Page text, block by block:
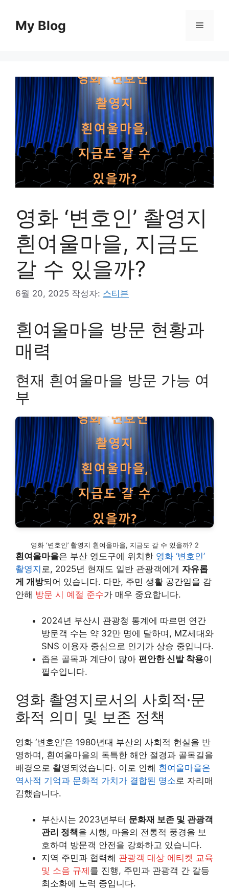
My Blog 메
영화 ‘변호인’ 촬영지
흰여울마을, 지금도
갈 수 있을까?
6월 20, 2025 작성자: 스티븐
흰여울마을 방문 현황과
매력
현재 흰여울마을 방문 가능 여
부
영화 ‘변호인’ 촬영지 흰여울마을, 지금도 갈 수 있을까? 2
흰여울마을은 부산 영도구에 위치한 영화 ‘변호인’
촬영지 로, 2025년 현재도 일반 관광객에게 자유롭
게 개방되어 있습니다. 다만, 주민 생활 공간임을 감
안해 방문 시 예절 준수가 매우 중요합니다.
2024년 부산시 관광청 통계에 따르면 연간
방문객 수는 약 32만 명에 달하며, MZ세대와
SNS 이용자 중심으로 인기가 상승 중입니다.
좁은 골목과 계단이 많아 편안한 신발 착용이
필수입니다.
영화 촬영지로서의 사회적·문
화적 의미 및 보존 정책
영화 ‘변호인’은 1980년대 부산의 사회적 현실을 반
영하며, 흰여울마을의 독특한 해안 절경과 골목길을
배경으로 촬영되었습니다. 이로 인해 흰여울마을은
역사적 기억과 문화적 가치가 결합된 명소로 자리매
김했습니다.
부산시는 2023년부터 문화재 보존 및 관광객
관리 정책을 시행, 마을의 전통적 풍경을 보
호하며 방문객 안전을 강화하고 있습니다.
지역 주민과 협력해 관광객 대상 에티켓 교육
및 소음 규제를 진행, 주민과 관광객 간 갈등
최소화에 노력 중입니다.